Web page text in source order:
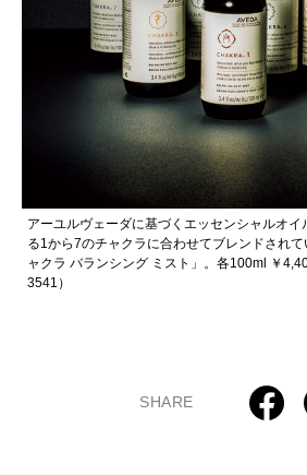
アーユルヴェーダに基づくエッセンシャルオ
る1から7のチャクラに合わせてブレンドされ
ャクラ バランシング ミスト」。各100ml ￥
3541）
SHARE